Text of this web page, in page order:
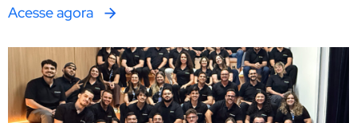
Acesse agora